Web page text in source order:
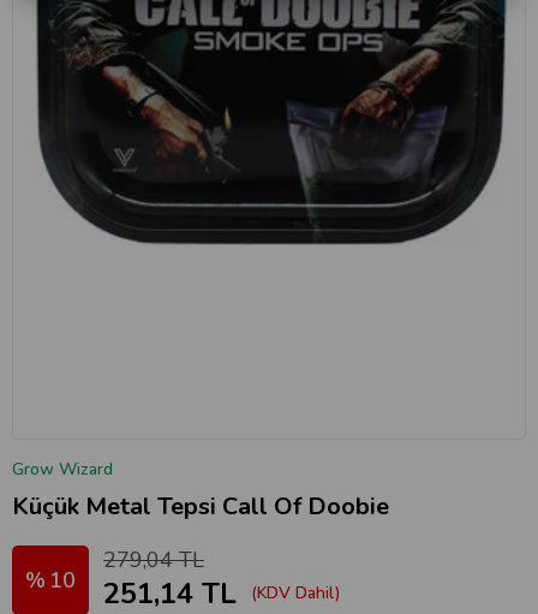
Grow Wizard
Küçük Metal Tepsi Call Of Doobie
10
279,04 TL
251,14 TL (KDV Dahil)